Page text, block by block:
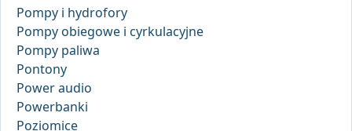
Pompy i hydrofory
Pompy obiegowe i cyrkulacyjne
Pompy paliwa
Pontony
Power audio
Powerbanki
Poziomice